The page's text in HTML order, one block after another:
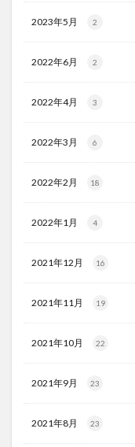
2023年5月 2
2022年6月 2
2022年4月 3
2022年3月 6
2022年2月 18
2022年1月 4
2021年12月 16
2021年11月 19
2021年10月 22
2021年9月 23
2021年8月 23